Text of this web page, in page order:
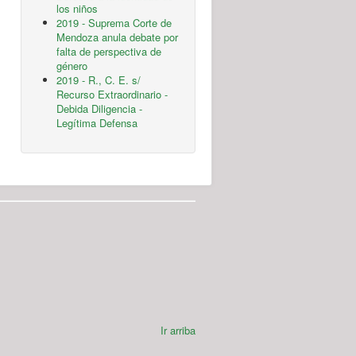
los niños
2019 - Suprema Corte de
Mendoza anula debate por
falta de perspectiva de
género
2019 - R., C. E. s/
Recurso Extraordinario -
Debida Diligencia -
Legítima Defensa
Ir arriba